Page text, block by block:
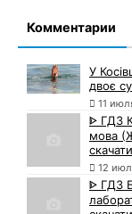
Комментарии
У
двоє
11
ᐈ ГДЗ
мова
12
ᐈ ГДЗ